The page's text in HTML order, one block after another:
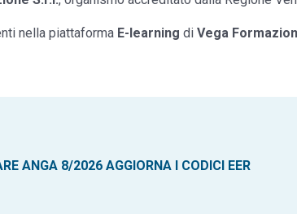
nella piattaforma E-learning di Vega
ANGA 8/2026 AGGIORNA I CODICI EER